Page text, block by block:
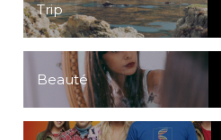
Trip
Beauté